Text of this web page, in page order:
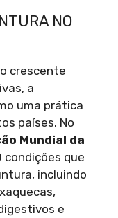
NO
crescente
a
uma prática
países. No
Mundial da
condições que
incluindo
e